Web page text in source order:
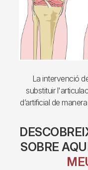
La intervenció
substituir
d’artificial de
SOBRE